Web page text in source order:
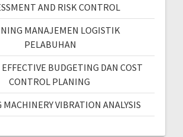
AND RISK CONTROL
MANAJEMEN LOGISTIK
PELABUHAN
BUDGETING DAN COST
CONTROL PLANING
VIBRATION ANALYSIS